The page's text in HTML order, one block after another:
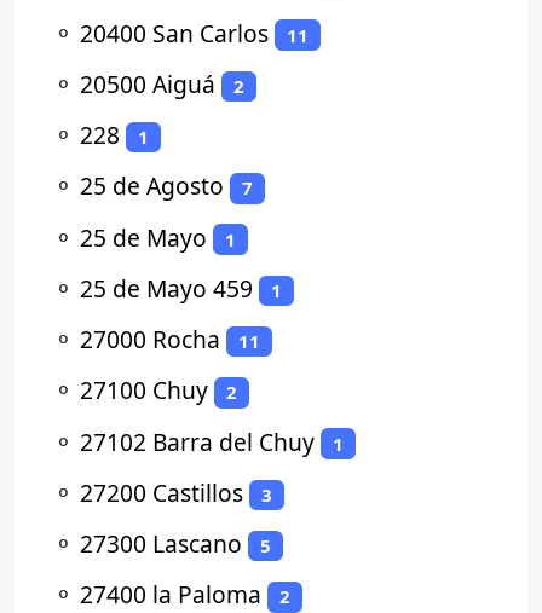
⚬ 20400 San Carlos 11
⚬ 20500 Aiguá 2
⚬ 228 1
⚬ 25 de Agosto 7
⚬ 25 de Mayo 1
⚬ 25 de Mayo 459 1
⚬ 27000 Rocha 11
⚬ 27100 Chuy 2
⚬ 27102 Barra del Chuy 1
⚬ 27200 Castillos 3
⚬ 27300 Lascano 5
⚬ 27400 la Paloma 2